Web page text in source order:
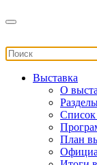
Выставка
О
Список
План